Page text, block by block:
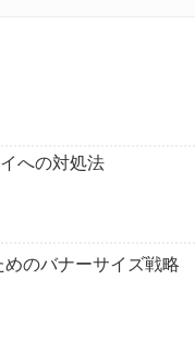
への対処法
のバナーサイズ戦略